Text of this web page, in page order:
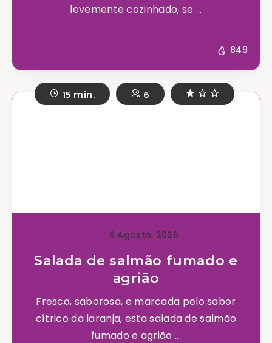
levemente cozinhado, se ...
849
15 min. 6
6 Agosto, 2026
Salada de salmão fumado e
agrião
Fresca, saborosa, e marcada pelo sabor
cítrico da laranja, esta salada de salmão
fumado e agrião ...